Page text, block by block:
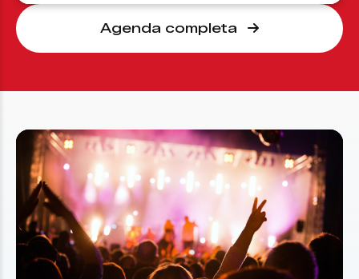
Agenda completa